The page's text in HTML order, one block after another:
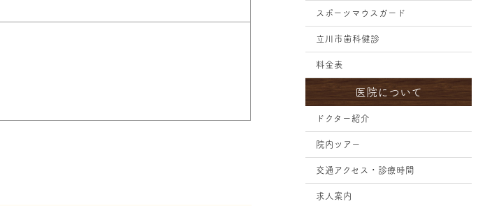
スポーツマウスガード
立川市歯科健診
料金表
医院について
ドクター紹介
院内ツアー
交通アクセス・診療時間
求人案内